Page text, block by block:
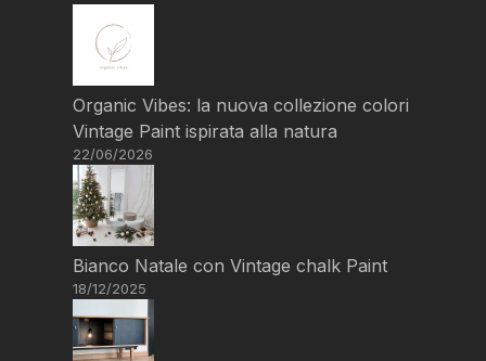
Organic Vibes: la nuova collezione colori
Vintage Paint ispirata alla natura
22/06/2026
Bianco Natale con Vintage chalk Paint
18/12/2025